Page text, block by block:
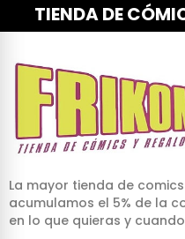
TIENDA DE
La mayor tienda de
acumulamos el 5% de la
en lo que quieras y